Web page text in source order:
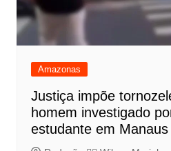
Amazonas
Justiça impõe
homem investigado
estudante em Manaus